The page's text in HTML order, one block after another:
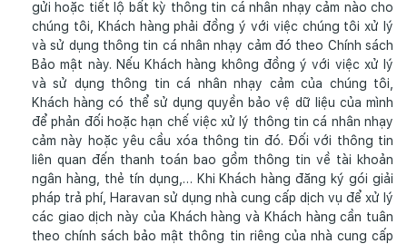
gửi hoặc tiết lộ bất kỳ thông tin cá nhân nhạy cảm nào cho
chúng tôi, Khách hàng phải đồng ý với việc chúng tôi xử lý
và sử dụng thông tin cá nhân nhạy cảm đó theo Chính sách
Bảo mật này. Nếu Khách hàng không đồng ý với việc xử lý
và sử dụng thông tin cá nhân nhạy cảm của chúng tôi,
Khách hàng có thể sử dụng quyền bảo vệ dữ liệu của mình
để phản đối hoặc hạn chế việc xử lý thông tin cá nhân nhạy
cảm này hoặc yêu cầu xóa thông tin đó. Đối với thông tin
liên quan đến thanh toán bao gồm thông tin về tài khoản
ngân hàng, thẻ tín dụng,… Khi Khách hàng đăng ký gói giải
pháp trả phí, Haravan sử dụng nhà cung cấp dịch vụ để xử lý
các giao dịch này của Khách hàng và Khách hàng cần tuân
theo chính sách bảo mật thông tin riêng của nhà cung cấp